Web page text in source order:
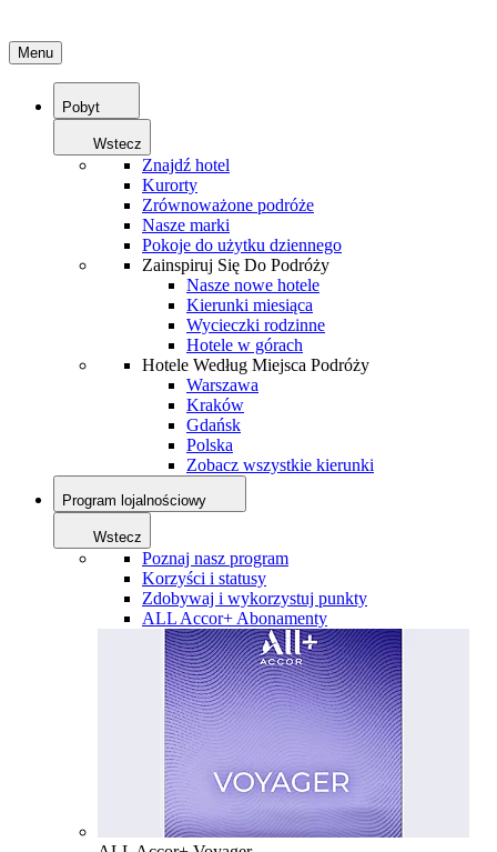
Menu
Pobyt
Wstecz
Znajdź hotel
Kurorty
Zrównoważone podróże
Nasze marki
Pokoje do użytku dziennego
Zainspiruj Się Do Podróży
Nasze nowe hotele
Kierunki miesiąca
Wycieczki rodzinne
Hotele w górach
Hotele Według Miejsca Podróży
Warszawa
Kraków
Gdańsk
Polska
Zobacz wszystkie kierunki
Program lojalnościowy
Wstecz
Poznaj nasz program
Korzyści i statusy
Zdobywaj i wykorzystuj punkty
ALL Accor+ Abonamenty